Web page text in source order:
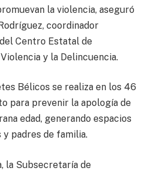
la violencia, aseguró
coordinador
Centro Estatal de
y la Delincuencia.
Bélicos se realiza en los 46
para prevenir la apología de
edad, generando espacios
padres de familia.
la Subsecretaría de